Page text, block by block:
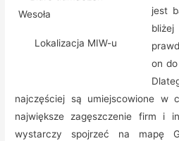
Lokalizacja MIW-u
jest
on
najczęściej są umiejscowione w
największe zagęszczenie firm i
wystarczy spojrzeć na mapę